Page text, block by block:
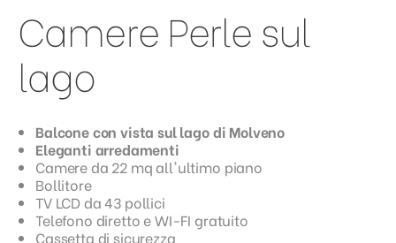
Camere Perle sul
lago
Balcone con vista sul lago di Molveno
Eleganti arredamenti
Camere da 22 mq all'ultimo piano
Bollitore
TV LCD da 43 pollici
Telefono diretto e WI-FI gratuito
Cassetta di sicurezza